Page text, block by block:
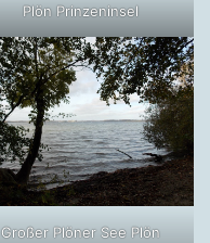
Plön Prinzeninsel
Großer Plöner See Plön